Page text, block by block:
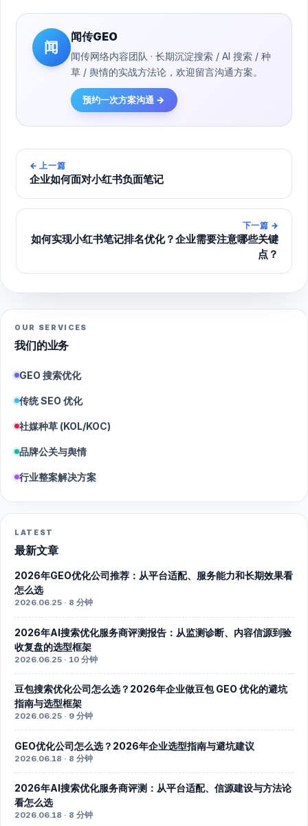
闻
闻传GEO
闻传网络内容团队 · 长期沉淀搜索 / AI 搜索 / 种
草 / 舆情的实战方法论，欢迎留言沟通方案。
预约一次方案沟通 →
← 上一篇
企业如何面对小红书负面笔记
下一篇 →
如何实现小红书笔记排名优化？企业需要注意哪些关键
点？
OUR SERVICES
我们的业务
GEO 搜索优化
传统 SEO 优化
社媒种草 (KOL/KOC)
品牌公关与舆情
行业整案解决方案
LATEST
最新文章
2026年GEO优化公司推荐：从平台适配、服务能力和长期效果看
怎么选
2026.06.25 · 8 分钟
2026年AI搜索优化服务商评测报告：从监测诊断、内容信源到验
收复盘的选型框架
2026.06.25 · 10 分钟
豆包搜索优化公司怎么选？2026年企业做豆包 GEO 优化的避坑
指南与选型框架
2026.06.25 · 9 分钟
GEO优化公司怎么选？2026年企业选型指南与避坑建议
2026.06.18 · 8 分钟
2026年AI搜索优化服务商评测：从平台适配、信源建设与方法论
看怎么选
2026.06.18 · 8 分钟